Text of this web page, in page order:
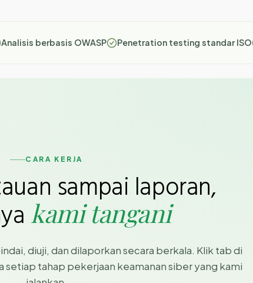
Analisis berbasis OWASP Penetration testing standar ISO
CARA KERJA
sampai laporan,
kami tangani
diuji, dan dilaporkan secara berkala. Klik tab di
setiap tahap pekerjaan keamanan siber yang kami